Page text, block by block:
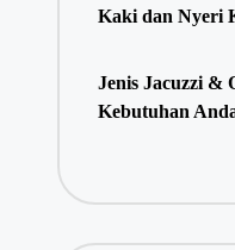
Kaki dan Nyeri
Jenis Jacuzzi &
Kebutuhan